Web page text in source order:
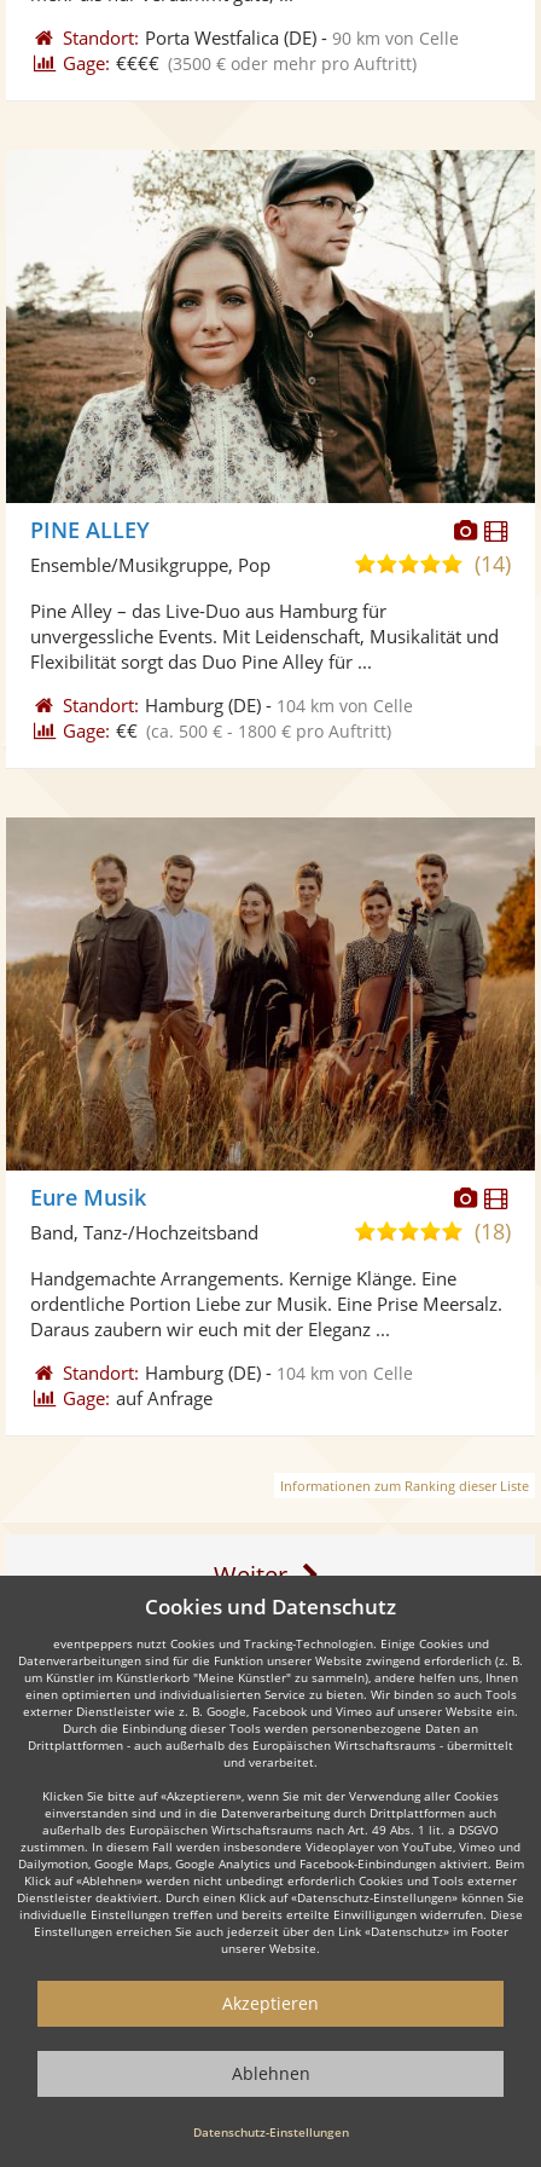
Standort: Porta Westfalica (DE) -90 km von Celle
Gage: €€€€ (3500 € oder mehr pro Auftritt)
PINE ALLEY
5,0(14)
Ensemble/Musikgruppe, Pop
Pine Alley – das Live-Duo aus Hamburg für
unvergessliche Events. Mit Leidenschaft, Musikalität und
Flexibilität sorgt das Duo Pine Alley für ...
Standort: Hamburg (DE) - 104 km von Celle
Gage: €€ (ca. 500 € - 1800 € pro Auftritt)
Eure Musik
5,0(18)
Band, Tanz-/Hochzeitsband
Handgemachte Arrangements. Kernige Klänge. Eine
ordentliche Portion Liebe zur Musik. Eine Prise Meersalz.
Daraus zaubern wir euch mit der Eleganz ...
Standort: Hamburg (DE) - 104 km von Celle
Gage: auf Anfrage
Informationen zum Ranking dieser Liste
Weiter
Auch interessant:
Rock Top 40 Alternative Band Tanz- & Showband
Wie funktioniert's?
1. Kostenlos anfragen
Starten Sie mit dem Button 'Kostenlos anfragen' eine Anfrage an die für
Sie interessanten Bands - also z. B. bestimmte Hochzeitsbands. Diesen
Button finden Sie auf den jeweiligen Künstler-Profil-Seiten der Musiker.
2. Angebote erhalten & Details besprechen
Cookies und Datenschutz
eventpeppers nutzt Cookies und Tracking-Technologien. Einige Cookies und
Datenverarbeitungen sind für die Funktion unserer Website zwingend erforderlich (z. B.
um Künstler im Künstlerkorb "Meine Künstler" zu sammeln), andere helfen uns, Ihnen
einen optimierten und individualisierten Service zu bieten. Wir binden so auch Tools
externer Dienstleister wie z. B. Google, Facebook und Vimeo auf unserer Website ein.
Durch die Einbindung dieser Tools werden personenbezogene Daten an
Drittplattformen - auch außerhalb des Europäischen Wirtschaftsraums - übermittelt
und verarbeitet.
Klicken Sie bitte auf «Akzeptieren», wenn Sie mit der Verwendung aller Cookies
einverstanden sind und in die Datenverarbeitung durch Drittplattformen auch
außerhalb des Europäischen Wirtschaftsraums nach Art. 49 Abs. 1 lit. a DSGVO
zustimmen. In diesem Fall werden insbesondere Videoplayer von YouTube, Vimeo und
Dailymotion, Google Maps, Google Analytics und Facebook-Einbindungen aktiviert. Beim
Klick auf «Ablehnen» werden nicht unbedingt erforderlich Cookies und Tools externer
Dienstleister deaktiviert. Durch einen Klick auf «Datenschutz-Einstellungen» können Sie
individuelle Einstellungen treffen und bereits erteilte Einwilligungen widerrufen. Diese
Einstellungen erreichen Sie auch jederzeit über den Link «Datenschutz» im Footer
unserer Website.
Datenschutz-Einstellungen
Akzeptieren
Ablehnen